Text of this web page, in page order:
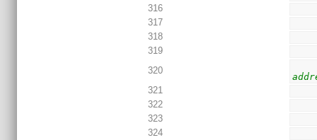
316
317
318
319
320
321
322
323
324